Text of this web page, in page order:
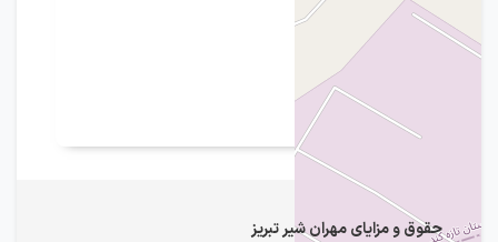
حقوق و مزایای مهران شیر تبریز